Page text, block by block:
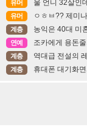
유머 울 언니 32살인데
유머 ㅇㅎㅂ?? 제미
계층 농익은 40대 미
연예 조카에게 용돈
계층 역대급 전설의
계층 휴대폰 대기화